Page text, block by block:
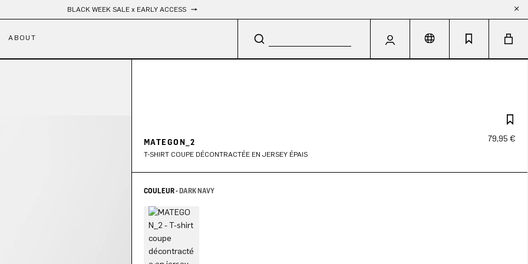
Livraison gratuite
ABOUT
MATEGON_2
T-SHIRT COUPE DÉCONTRACTÉE EN JERSEY ÉPAIS
79,95 €
COULEUR -DARK NAVY